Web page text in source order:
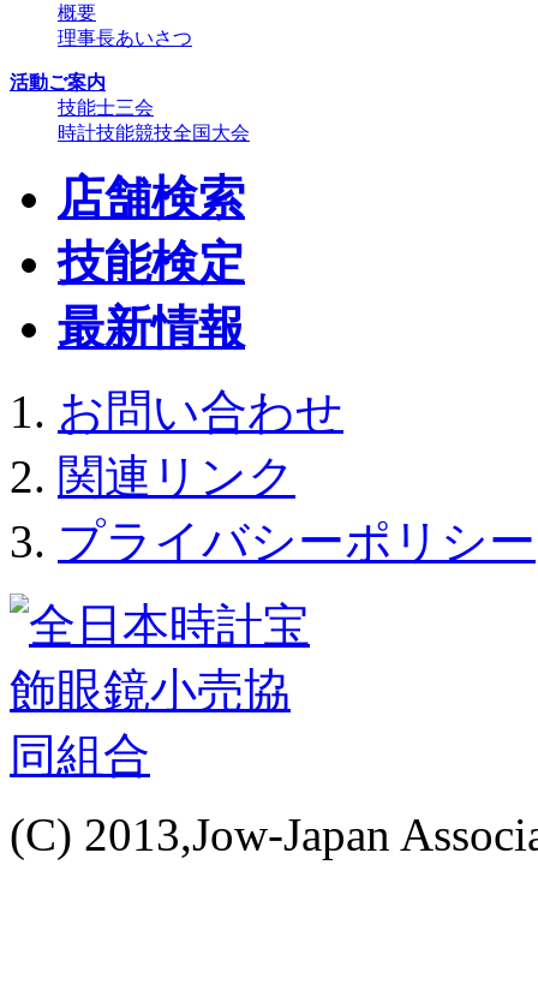
概要
理事長あいさつ
活動ご案内
技能士三会
時計技能競技全国大会
店舗検索
技能検定
最新情報
お問い合わせ
関連リンク
プライバシーポリシー
(C) 2013,Jow-Japan